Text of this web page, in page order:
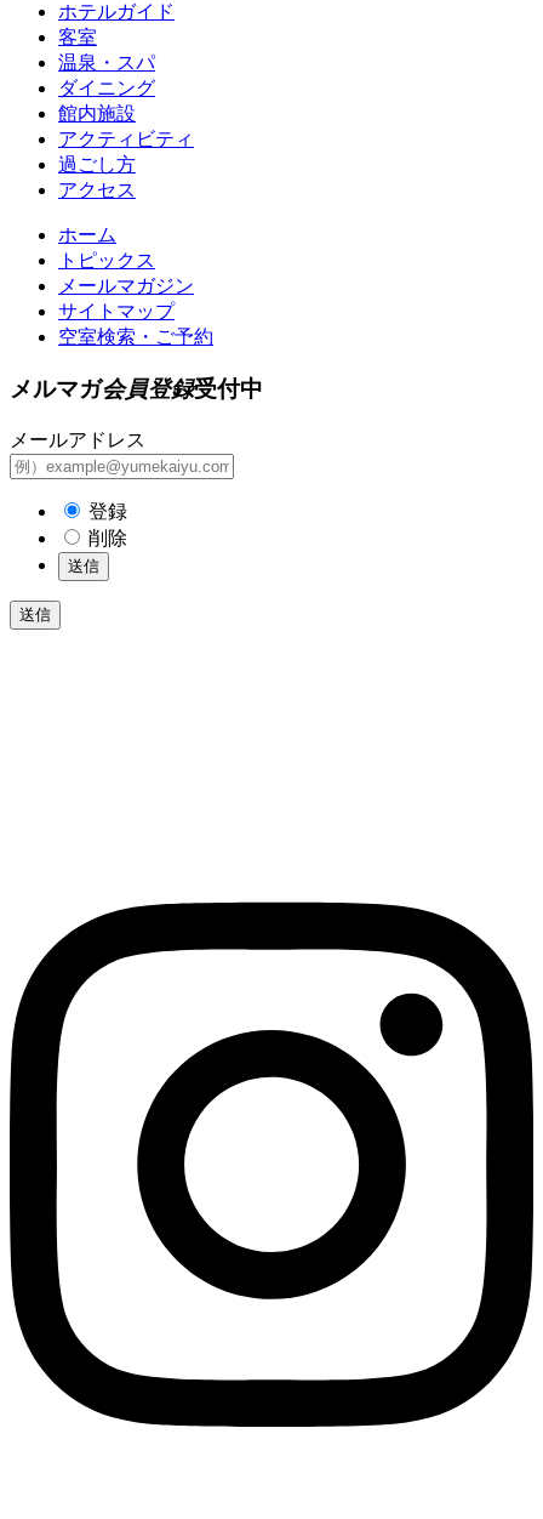
ホテルガイド
客室
温泉・スパ
ダイニング
館内施設
アクティビティ
過ごし方
アクセス
ホーム
トピックス
メールマガジン
サイトマップ
空室検索・ご予約
メルマガ会員登録受付中
メールアドレス
登録
削除